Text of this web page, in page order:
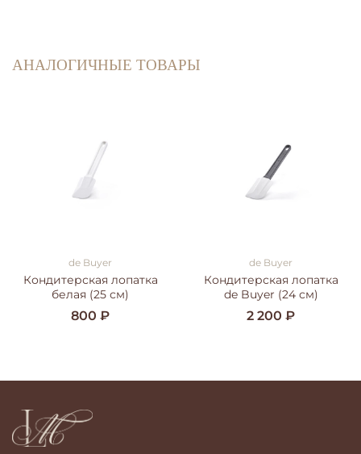
АНАЛОГИЧНЫЕ ТОВАРЫ
de Buyer
Кондитерская лопатка
белая (25 см)
800 ₽
de Buyer
Кондитерская лопатка
de Buyer (24 см)
2 200 ₽